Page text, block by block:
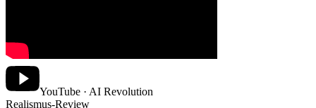
YouTube · AI Revolution
Realismus-Review